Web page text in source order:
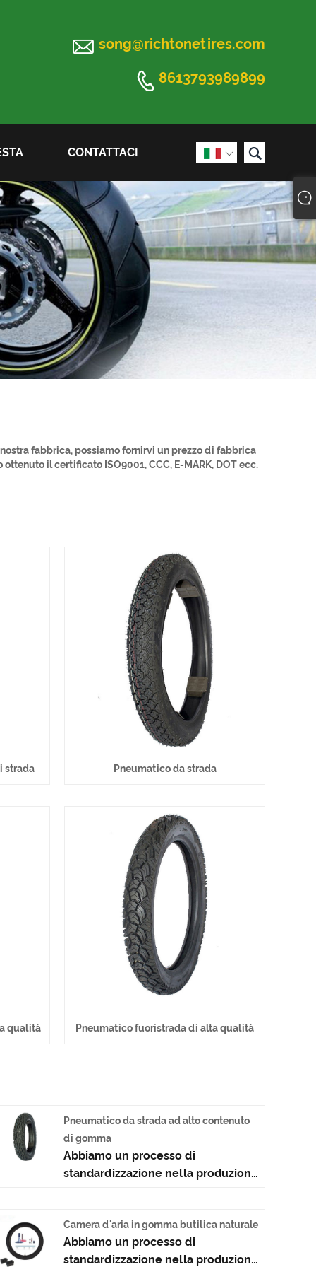
 song@richtonetires.com
 8613793989899
 
CONTATTACI
fabbrica, possiamo fornirvi un prezzo di fabbrica
il certificato ISO9001, CCC, E-MARK, DOT ecc.
strada Pneumatico da strada
qualità Pneumatico fuoristrada di alta qualità
Pneumatico da strada ad alto contenuto
di gomma
Abbiamo un processo di
standardizzazione nella produzione
garantiamo la qualità del nostro
prodotto. Utilizza la tecnologia dei
pneumatici per auto che unisce la
Camera d'aria in gomma butilica naturale
Abbiamo un processo di
standardizzazione nella produzione